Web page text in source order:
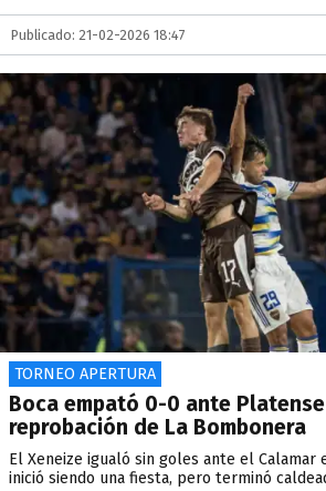
Publicado: 21-02-2026 18:47
TORNEO APERTURA
Boca empató 0-0 ante
reprobación de La Bombonera
El Xeneize igualó sin goles ante el Calamar
inició siendo una fiesta, pero terminó